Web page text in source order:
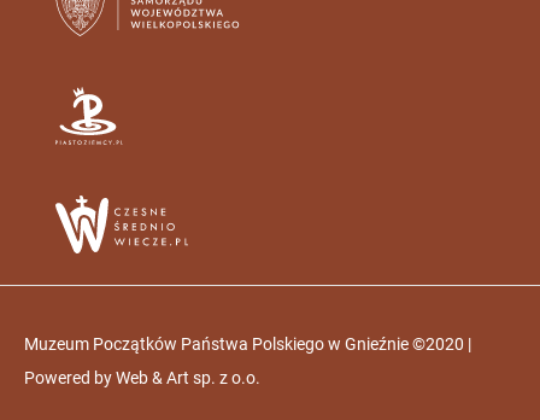
Muzeum Początków Państwa Polskiego w Gnieźnie ©2020 |
Powered byWeb & Art sp. z o.o.